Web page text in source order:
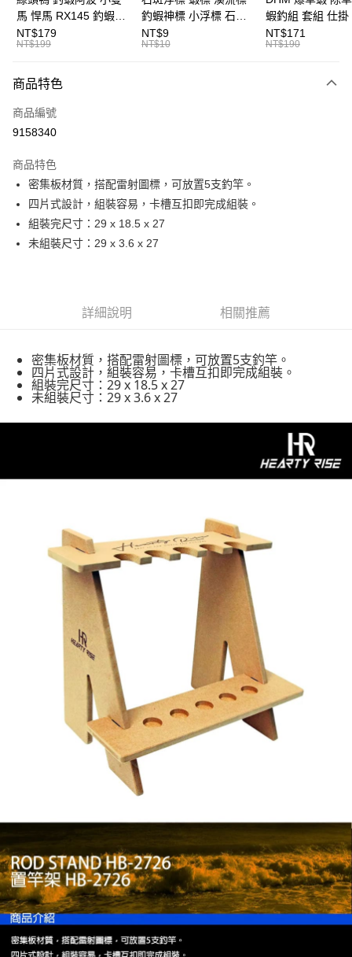
匯豐（台灣）商業銀行
華泰商業銀行
聯邦商業銀行
遠東國際商業銀行
元大商業銀行
台灣樂天信用卡公司
悠遊付
大哥付你分期
【大哥付你分期使用說明】
2.付款方式選擇「大哥付你分期」，訂單成立後會自動跳轉到大哥付的交易
流程，驗證手機門號後，選擇欲分期的期數、繳款截止日，確認付款後即完
4.訂單成立30分鐘內，如未前往確認交易或遇審核未通過，訂單將自動取
消。如遇「轉專審核」未通過狀況，表示未達大哥付你分期系統評分，恕無
法說明評估內容。
【繳款方式說明】
1.分期款項不併入電信帳單，「大哥付你分期」於每月結算日後寄送繳費提
醒簡訊。
1.本服務係由「台灣大哥大股份有限公司」（以下簡稱本公司）所提供，讓
2.基於同意付款使用「大哥付你分期」之契約關係目的，商店將以您的個人
資料（包含姓名、電話或地址）提供予台灣大哥大進項蒐集、處理及利用，
由本公司與您本人進行分期帳單所需資料之確認、核對及更正。
3.完整用戶服務條款，請詳閱以下連結：
相關說明
【關於「AFTEE先享後付」】
便利好安心！
２．便利：只要手機號碼，簡訊認證，即可結帳。
３．安心：先確認商品／服務後，再付款。
【「AFTEE先享後付」結帳流程】
１．於結帳方式選擇「AFTEE先享後付」後，將跳轉至「AFTEE先享後付」
※ 請注意：結帳手續完成當下不需立刻繳費，但若您需要取消訂單，請聯絡
※ 交易是否成功請以「AFTEE先享後付 」之結帳頁面顯示為準，若有關於
是否繳費成功／繳費後需取消欲退款等相關疑問，請聯繫「AFTEE先享後付
客戶支援中心」https://netprotections.freshdesk.com/support/home
易，需依本服務之必要範圍內提供個人資料，並將交易相關給付款項請求債
４．使用「AFTEE先享後付」時，將依據個別帳號之用戶狀況，依本公司即
時審查核予不同之上限額度；若仍有額度不足之情形，本公司將視審查結果
請求用戶進行身份認證。
５．嚴禁一人註冊多個帳號或使用他人資訊註冊。若發現惡意使用之情形，
恩沛科技股份有限公司將有權停止該用戶之使用額度並採取法律行動。
貨到付款
運送方式
全家取貨付款
每筆NT$60，滿NT$1,200(含以上)免運費
每筆NT$60，滿NT$1,200(含以上)免運費
付款後7-11取貨
貨到付款（門市自取請勿下單，請聯繫客服）
每筆NT$200，滿NT$3,000(含以上)免運費
國家/地區配送(**下單前請私訊客服確認實際運費(運費另
計)，訂單才得以成立**)
馬 悍馬 RX145 釣蝦浮
標 泰國蝦標 阿波
F129
NT$179
NT$199
釣蝦神標 小浮標 石斑
標 B411
NT$9
NT$10
蝦釣組 套組 仕掛
尺/5尺 釣蝦釣組
鈎 H361 H370
NT$171
NT$190
商品特色
商品編號
9158340
商品特色
密集板材質，搭配雷射圖標，可放置5支釣竿。
四片式設計，組裝容易，卡槽互扣即完成組裝。
組裝完尺寸：29 x 18.5 x 27
未組裝尺寸：29 x 3.6 x 27
詳細說明 相關推薦
密集板材質，搭配雷射圖標，可放置5支釣竿。
四片式設計，組裝容易，卡槽互扣即完成組裝。
組裝完尺寸：29 x 18.5 x 27
未組裝尺寸：29 x 3.6 x 27